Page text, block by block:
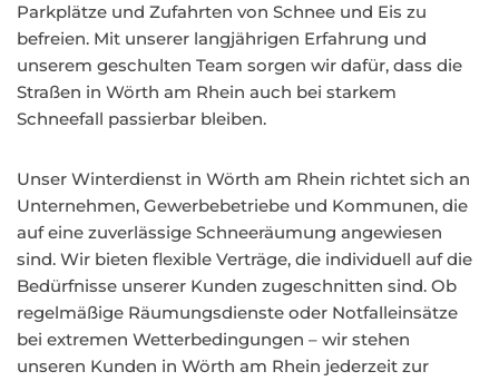
Parkplätze und Zufahrten von Schnee und Eis zu
befreien. Mit unserer langjährigen Erfahrung und
unserem geschulten Team sorgen wir dafür, dass die
Straßen in Wörth am Rhein auch bei starkem
Schneefall passierbar bleiben.
Unser Winterdienst in Wörth am Rhein richtet sich an
Unternehmen, Gewerbebetriebe und Kommunen, die
auf eine zuverlässige Schneeräumung angewiesen
sind. Wir bieten flexible Verträge, die individuell auf die
Bedürfnisse unserer Kunden zugeschnitten sind. Ob
regelmäßige Räumungsdienste oder Notfalleinsätze
bei extremen Wetterbedingungen – wir stehen
unseren Kunden in Wörth am Rhein jederzeit zur